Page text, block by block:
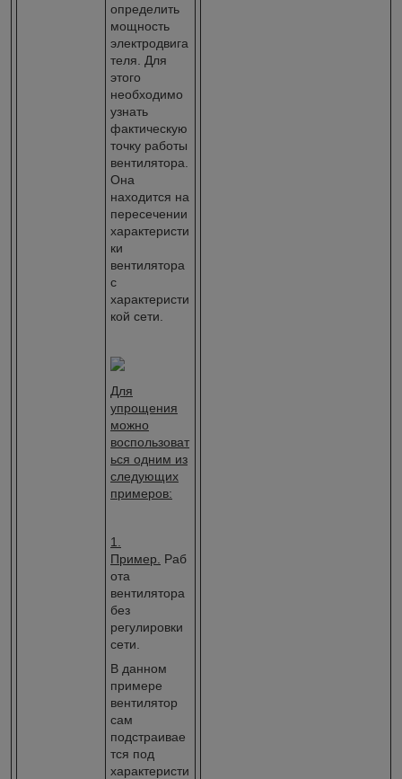
определить
мощность
электродвига
теля. Для
этого
необходимо
узнать
фактическую
точку работы
вентилятора.
Она
находится на
пересечении
характеристи
ки
вентилятора
с
характеристи
кой сети.
Для
упрощения
можно
воспользоват
ься одним из
следующих
примеров:
1.
Пример.
Раб
ота
вентилятора
без
регулировки
сети.
В данном
примере
вентилятор
сам
подстраивае
тся под
характеристи